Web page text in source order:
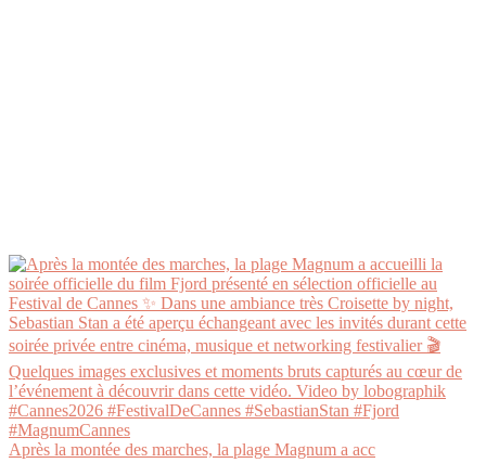
Après la montée des marches, la plage Magnum a acc